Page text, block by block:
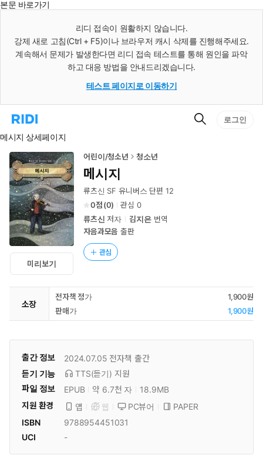
본문 바로가기
리디 접속이 원활하지 않습니다.
강제 새로 고침(Ctrl + F5)이나 브라우저 캐시 삭제를 진행해주세요.
계속해서 문제가 발생한다면 리디 접속 테스트를 통해 원인을 파악
하고 대응 방법을 안내드리겠습니다.
테스트 페이지로 이동하기
리
홈
로
이
동
검
로그인
메시지 상세페이지
미리보기
어린이/청소년 청소년
메시지
류츠신 SF 유니버스 단편 12
0
(0) 관심 0
류츠신 저자 김지은번역
자음과모음 출판
관심
소장
전자책 정가
1,900원
판매가
1,900원
출간 정보 2024.07.05 전자책 출간
듣기 기능
TTS(듣기) 지원
파일 정보
EPUB 약 6.7천 자
18.9MB
지원 환경
앱 웹 PC뷰어
PAPER
ISBN
9788954451031
UCI
-